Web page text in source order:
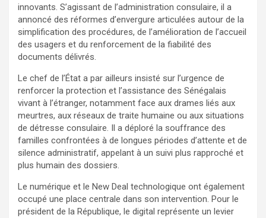
innovants. S’agissant de l’administration consulaire, il a
annoncé des réformes d’envergure articulées autour de la
simplification des procédures, de l’amélioration de l’accueil
des usagers et du renforcement de la fiabilité des
documents délivrés.
Le chef de l’État a par ailleurs insisté sur l’urgence de
renforcer la protection et l’assistance des Sénégalais
vivant à l’étranger, notamment face aux drames liés aux
meurtres, aux réseaux de traite humaine ou aux situations
de détresse consulaire. Il a déploré la souffrance des
familles confrontées à de longues périodes d’attente et de
silence administratif, appelant à un suivi plus rapproché et
plus humain des dossiers.
Le numérique et le New Deal technologique ont également
occupé une place centrale dans son intervention. Pour le
président de la République, le digital représente un levier